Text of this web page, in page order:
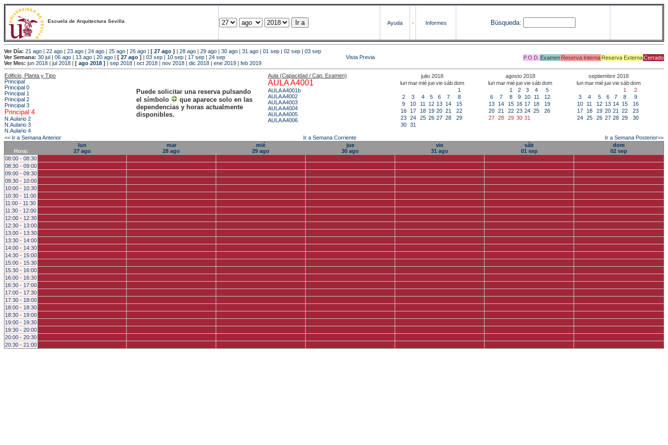
Escuela de Arquitectura Sevilla Ayuda - Informes Búsqueda:
Ver Día: 21 ago | 22 ago | 23 ago | 24 ago | 25 ago | 26 ago | [ 27 ago ] | 28 ago | 29 ago | 30 ago | 31 ago | 01 sep | 02 sep | 03 sep
Ver Semana: 30 jul | 06 ago | 13 ago | 20 ago | [ 27 ago ] | 03 sep | 10 sep | 17 sep | 24 sep P.O.D. Examen Reserva Interna Reserva ExternaCerrado
Vista Previa
Ver Mes: jun 2018 | jul 2018 | [ ago 2018 ] | sep 2018 | oct 2018 | nov 2018 | dic 2018 | ene 2019 | feb 2019
Edificio, Planta y Tipo
Principal
Principal 0
Principal 1
Principal 2
Principal 3
Principal 4
N.Aulario 2
N.Aulario 3
N.Aulario 4
Puede solicitar una reserva pulsando
el símbolo
que aparece solo en las
dependencias y horas actualmente
disponibles.
Aula (Capacidad / Cap. Examen)
AULA A4001
AULA A4001b
AULA A4002
AULA A4003
AULA A4004
AULA A4005
AULA A4006
julio 2018
lunmarmiéjueviesábdom
1
2
3 4 5 6 7
8
9
10 11 12 13 14
15
16
17 18 19 20 21
22
23 24 25 26 27 28
29
30 31
agosto 2018
lunmarmiéjueviesábdom
1
2 3 4
5
6
7 8 9 10 11
12
13
14 15 16 17 18
19
20 21 22 23 24 25
26
27 28 29 30 31
septiembre 2018
lunmarmiéjueviesábdom
1
2
3
4 5 6 7 8
9
10
11 12 13 14 15
16
17
18 19 20 21 22
23
24 25 26 27 28 29 30
<< Ir a Semana Anterior Ir a Semana Corriente Ir a Semana Posterior>>
Hora:
lun
27 ago
mar
28 ago
mié
29 ago
jue
30 ago
vie
31 ago
sáb
01 sep
dom
02 sep
08:00 - 08:30
08:30 - 09:00
09:00 - 09:30
09:30 - 10:00
10:00 - 10:30
10:30 - 11:00
11:00 - 11:30
11:30 - 12:00
12:00 - 12:30
12:30 - 13:00
13:00 - 13:30
13:30 - 14:00
14:00 - 14:30
14:30 - 15:00
15:00 - 15:30
15:30 - 16:00
16:00 - 16:30
16:30 - 17:00
17:00 - 17:30
17:30 - 18:00
18:00 - 18:30
18:30 - 19:00
19:00 - 19:30
19:30 - 20:00
20:00 - 20:30
20:30 - 21:00